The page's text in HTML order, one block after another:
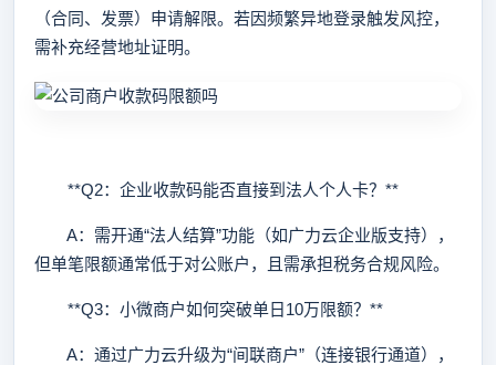
（合同、发票）申请解限。若因频繁异地登录触发风控，
需补充经营地址证明。
**Q2：企业收款码能否直接到法人个人卡？**
A：需开通“法人结算”功能（如广力云企业版支持），
但单笔限额通常低于对公账户，且需承担税务合规风险。
**Q3：小微商户如何突破单日10万限额？**
A：通过广力云升级为“间联商户”（连接银行通道），